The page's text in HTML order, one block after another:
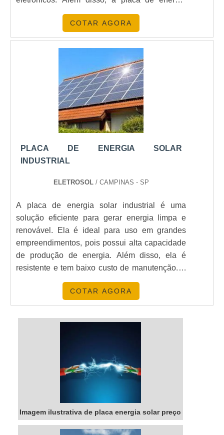
solar é uma alternativa econômica e
ambientalmente correta, pois não emite gases
poluentes e não depende de combustíveis
COTAR AGORA
PLACA DE ENERGIA SOLAR
INDUSTRIAL
ELETROSOL / CAMPINAS - SP
A placa de energia solar industrial é uma
solução eficiente para gerar energia limpa e
renovável. Ela é ideal para uso em grandes
empreendimentos, pois possui alta capacidade
de produção de energia. Além disso, ela é
resistente e tem baixo custo de manutenção. A
placa de energia solar industrial é uma ótima
opção para quem busca economia e
sustentabilidade.
COTAR AGORA
Imagem ilustrativa de placa energia solar preço